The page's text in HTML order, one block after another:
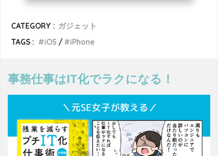
CATEGORY : ガジェット
TAGS :
iOS iPhone
事務仕事はIT化でラクになる！